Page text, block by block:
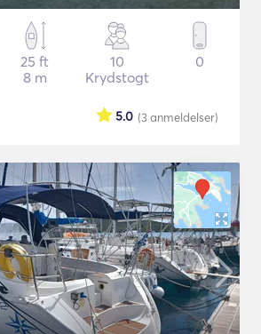
25 ft
8 m
10
Krydstogt
0
(3anmeldelser)
5.0